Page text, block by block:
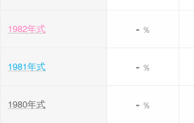
1982年式 - ％
1981年式 - ％
1980年式 - ％